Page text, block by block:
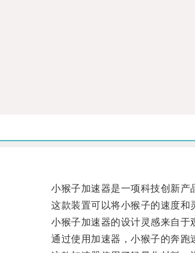
小猴子加速器是一项科技创新产
这款装置可以将小猴子的速度和灵
小猴子加速器的设计灵感来自于观
通过使用加速器，小猴子的奔跑